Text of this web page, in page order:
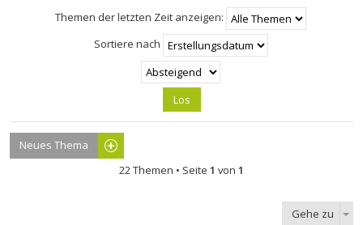
Themen der letzten Zeit anzeigen:
Sortiere nach
Neues Thema
22 Themen • Seite 1 von 1
Gehe zu